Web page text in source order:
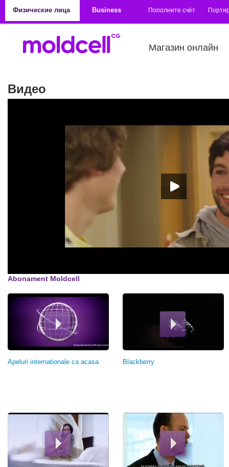
Физические лица
Business Пополните счёт
Магазин онлайн
Видео
Abonament Moldcell
Apeluri internationale ca acasa Blackberry
Страницы